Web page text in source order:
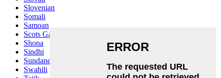
Slovenian
Somali
Samoan
Scots Gaelic
Shona
Sindhi
Sundanese
Swahili